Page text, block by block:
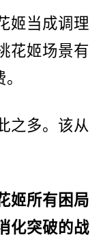
姬当成调理
花姬场景有
之多。该从
姬所有困局
化突破的战